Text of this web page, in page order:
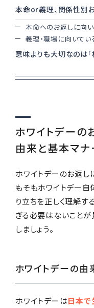
本命or義理、関係性別
本命へのお返しに向
義理・職場に向いてい
意味よりも大切なのは
ホワイトデーの
由来と基本マナ
ホワイトデーのお返し
もそもホワイトデー
り立ちを正しく理解す
ぎる必要はないことが
しましょう。
ホワイトデーの由
ホワイトデーは日本で